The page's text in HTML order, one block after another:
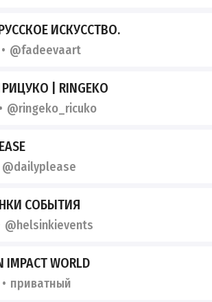
ИСКУССТВО.
@fadeevaart
| RINGEKO
@ringeko_ricuko
@dailyplease
СОБЫТИЯ
@helsinkievents
IMPACT WORLD
приватный